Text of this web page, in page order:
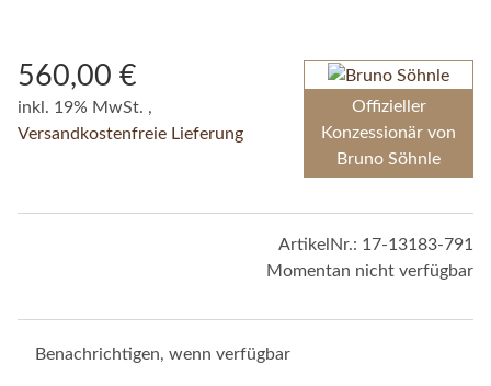
560,00 €
inkl. 19% MwSt. ,
Versandkostenfreie Lieferung
Offizieller
Konzessionär von
Bruno Söhnle
ArtikelNr.: 17-13183-791
Momentan nicht verfügbar
Benachrichtigen, wenn verfügbar